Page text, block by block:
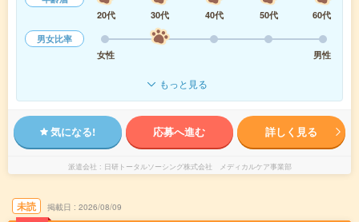
20代
30代 40代 50代
60代
男女比率
女性
男性
もっと見る
気になる! 応募へ進む 詳しく見る
派遣会社 日研トータルソーシング株式会社 メディカルケア事業部
未読 掲載日 2026/08/09